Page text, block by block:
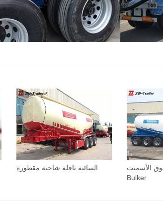
السائبة ناقلة شاحنة مقطورة
الأسمنت
Bulker